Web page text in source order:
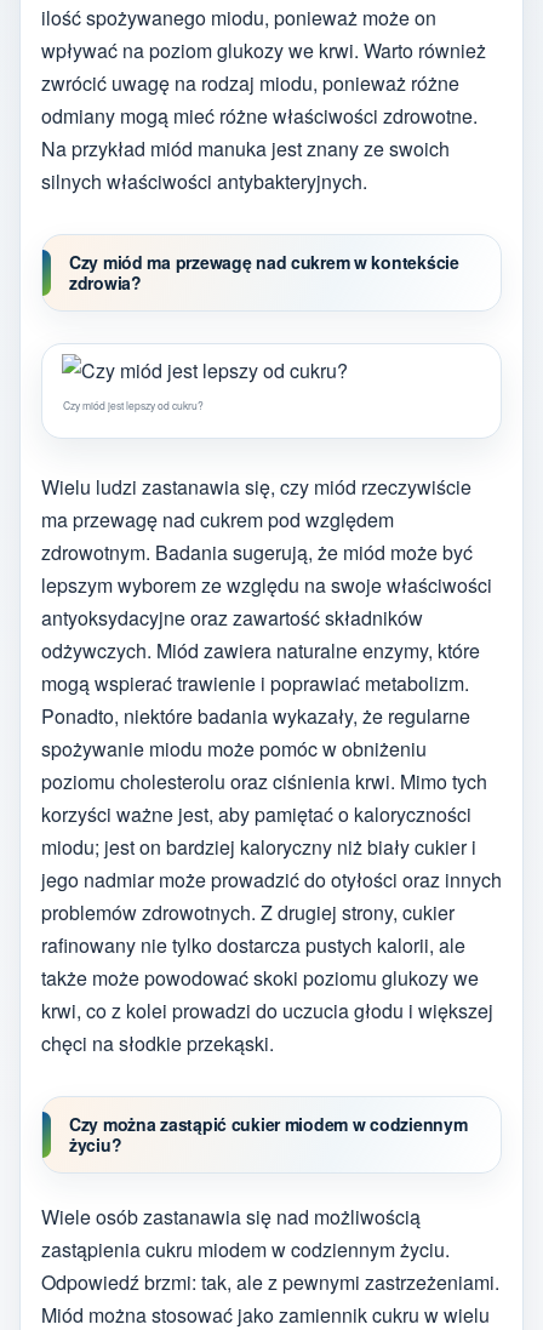
ilość spożywanego miodu, ponieważ może on
wpływać na poziom glukozy we krwi. Warto również
zwrócić uwagę na rodzaj miodu, ponieważ różne
odmiany mogą mieć różne właściwości zdrowotne.
Na przykład miód manuka jest znany ze swoich
silnych właściwości antybakteryjnych.
Czy miód ma przewagę nad cukrem w kontekście
zdrowia?
Czy miód jest lepszy od cukru?
Wielu ludzi zastanawia się, czy miód rzeczywiście
ma przewagę nad cukrem pod względem
zdrowotnym. Badania sugerują, że miód może być
lepszym wyborem ze względu na swoje właściwości
antyoksydacyjne oraz zawartość składników
odżywczych. Miód zawiera naturalne enzymy, które
mogą wspierać trawienie i poprawiać metabolizm.
Ponadto, niektóre badania wykazały, że regularne
spożywanie miodu może pomóc w obniżeniu
poziomu cholesterolu oraz ciśnienia krwi. Mimo tych
korzyści ważne jest, aby pamiętać o kaloryczności
miodu; jest on bardziej kaloryczny niż biały cukier i
jego nadmiar może prowadzić do otyłości oraz innych
problemów zdrowotnych. Z drugiej strony, cukier
rafinowany nie tylko dostarcza pustych kalorii, ale
także może powodować skoki poziomu glukozy we
krwi, co z kolei prowadzi do uczucia głodu i większej
chęci na słodkie przekąski.
Czy można zastąpić cukier miodem w codziennym
życiu?
Wiele osób zastanawia się nad możliwością
zastąpienia cukru miodem w codziennym życiu.
Odpowiedź brzmi: tak, ale z pewnymi zastrzeżeniami.
Miód można stosować jako zamiennik cukru w wielu